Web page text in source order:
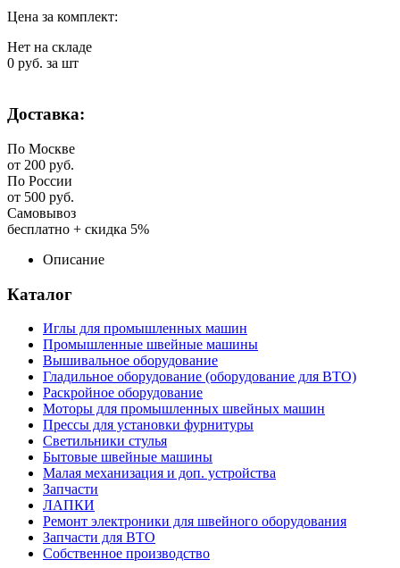
Цена за комплект:
Нет на складе
0 руб. за шт
Доставка:
По Москве
от 200 руб.
По России
от 500 руб.
Самовывоз
бесплатно + скидка 5%
Описание
Каталог
Иглы для промышленных машин
Промышленные швейные машины
Вышивальное оборудование
Гладильное оборудование (оборудование для ВТО)
Раскройное оборудование
Моторы для промышленных швейных машин
Прессы для установки фурнитуры
Светильники стулья
Бытовые швейные машины
Малая механизация и доп. устройства
Запчасти
ЛАПКИ
Ремонт электроники для швейного оборудования
Запчасти для ВТО
Собственное производство